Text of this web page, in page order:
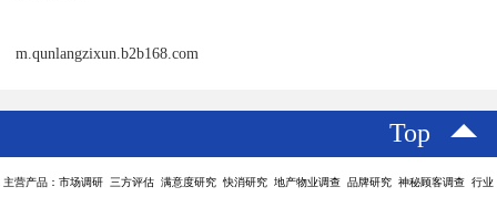
m.qunlangzixun.b2b168.com
Top
主营产品：市场调研 三方评估 满意度研究 快消研究 地产物业调查 品牌研究 神秘顾客调查 行业